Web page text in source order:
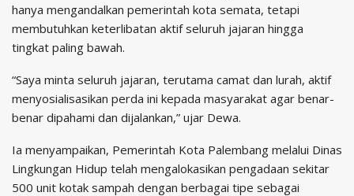
hanya mengandalkan pemerintah kota semata, tetapi
membutuhkan keterlibatan aktif seluruh jajaran hingga
tingkat paling bawah.
“Saya minta seluruh jajaran, terutama camat dan lurah, aktif
menyosialisasikan perda ini kepada masyarakat agar benar-
benar dipahami dan dijalankan,” ujar Dewa.
Ia menyampaikan, Pemerintah Kota Palembang melalui Dinas
Lingkungan Hidup telah mengalokasikan pengadaan sekitar
500 unit kotak sampah dengan berbagai tipe sebagai